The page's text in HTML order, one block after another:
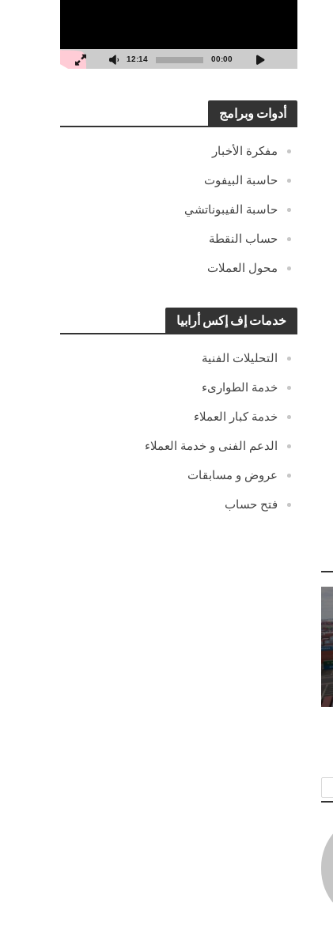
00:00
12:14
أدوات وبرامج
مفكرة الأخبار
حاسبة البيفوت
حاسبة الفيبوناتشي
حساب النقطة
محول العملات
خدمات إف إكس أرابيا
التحليلات الفنية
خدمة الطوارىء
خدمة كبار العملاء
الدعم الفنى و خدمة العملاء
عروض و مسابقات
فتح حساب